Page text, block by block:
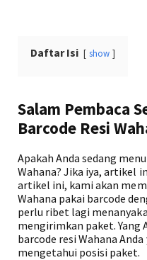
Daftar Isi show
Salam Pembaca
Barcode Resi
Apakah Anda sedang
Wahana? Jika iya, artikel
artikel ini, kami akan
Wahana pakai barcode
perlu ribet lagi
mengirimkan paket. Yang
barcode resi Wahana
mengetahui posisi paket.